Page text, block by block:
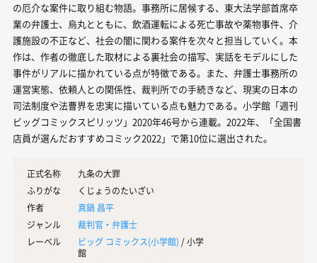
の厄介な案件に取り組む物語。事務所に居候する、東大法学部首席卒
業の弁護士、烏丸とともに、飲酒運転による死亡事故や薬物事件、介
護施設の不正など、社会の闇に関わる案件を次々と担当していく。本
作は、作者の徹底した取材による裏社会の描写、実話をモデルにした
事件がリアルに描かれている点が特徴である。また、弁護士事務所の
運営実態、依頼人との関係性、裁判所での手続きなど、現実の日本の
司法制度や法曹界を忠実に描いている点も魅力である。小学館「週刊
ビッグコミックスピリッツ」2020年46号から連載。2022年、「全国書
店員が選んだおすすめコミック2022」で第10位に選出された。
正式名称
九条の大罪
ふりがな
くじょうのたいざい
作者
真鍋 昌平
ジャンル
裁判官・弁護士
レーベル
ビッグ コミックス(小学館) / 小学
館